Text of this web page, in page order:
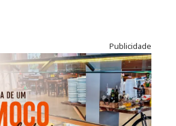
Publicidade